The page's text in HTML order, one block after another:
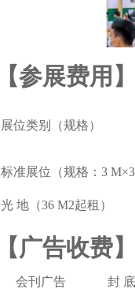
【参展费用
展位类别（规格）
标准展位（规格：3
光 地（36 M2起租）
【广告收费
会刊广告 封 底